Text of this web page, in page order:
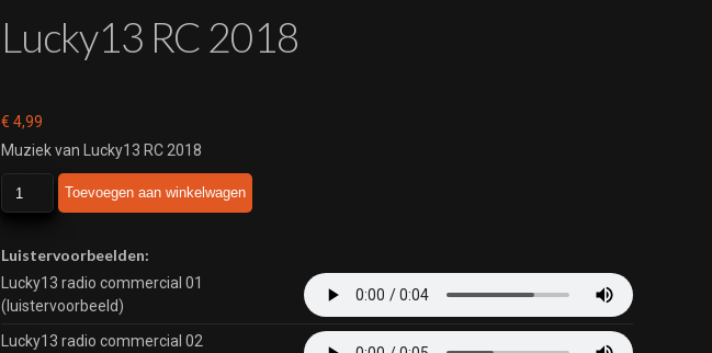
Lucky13 RC 2018
€ 4,99
Muziek van Lucky13 RC 2018
RC
aantal
Toevoegen aan winkelwagen
Luistervoorbeelden:
Lucky13 radio commercial 01
(luistervoorbeeld)
Lucky13 radio commercial 02